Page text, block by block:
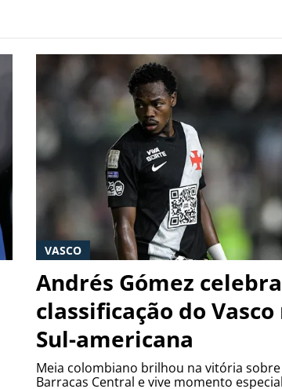
VASCO
Andrés Gómez celebra
classificação do Vasco
Sul-americana
Meia colombiano brilhou na vitória
Barracas Central e vive momento especial